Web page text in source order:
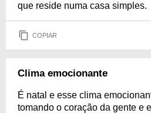
que reside numa casa simples.
COPIAR
Clima emocionante
É natal e esse clima
tomando o coração da gente e